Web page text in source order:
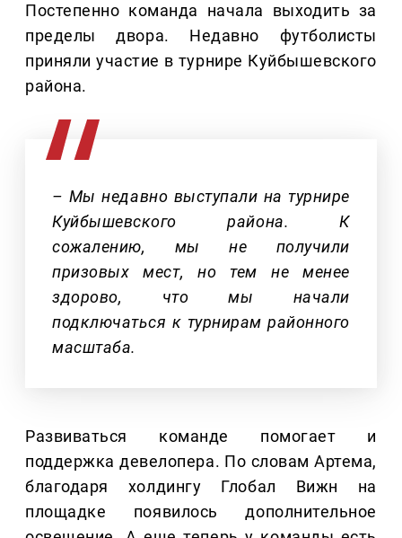
Постепенно команда начала выходить за
пределы двора. Недавно футболисты
приняли участие в турнире Куйбышевского
района.
– Мы недавно выступали на турнире
Куйбышевского района. К
сожалению, мы не получили
призовых мест, но тем не менее
здорово, что мы начали
подключаться к турнирам районного
масштаба.
Развиваться команде помогает и
поддержка девелопера. По словам Артема,
благодаря холдингу Глобал Вижн на
площадке появилось дополнительное